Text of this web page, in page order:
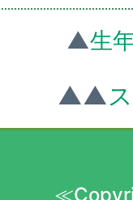
▲生
▲▲